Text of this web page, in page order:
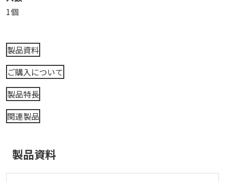
1個
製品資料
ご購入について
製品特長
関連製品
製品資料